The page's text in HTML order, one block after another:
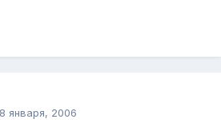
января, 2006